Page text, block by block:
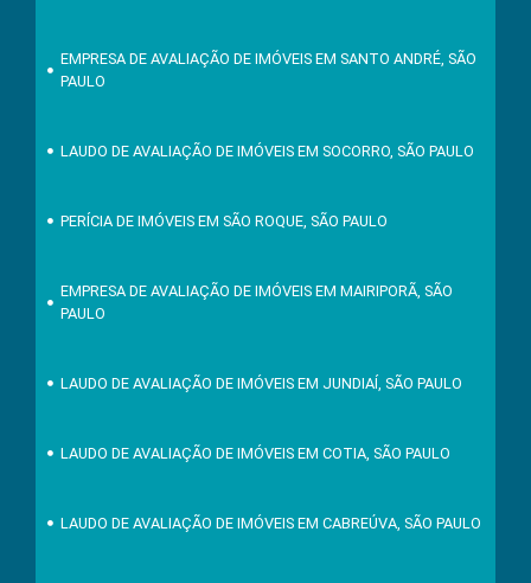
EMPRESA DE AVALIAÇÃO DE IMÓVEIS EM SANTO ANDRÉ, SÃO
PAULO
LAUDO DE AVALIAÇÃO DE IMÓVEIS EM SOCORRO, SÃO PAULO
PERÍCIA DE IMÓVEIS EM SÃO ROQUE, SÃO PAULO
EMPRESA DE AVALIAÇÃO DE IMÓVEIS EM MAIRIPORÃ, SÃO
PAULO
LAUDO DE AVALIAÇÃO DE IMÓVEIS EM JUNDIAÍ, SÃO PAULO
LAUDO DE AVALIAÇÃO DE IMÓVEIS EM COTIA, SÃO PAULO
LAUDO DE AVALIAÇÃO DE IMÓVEIS EM CABREÚVA, SÃO PAULO